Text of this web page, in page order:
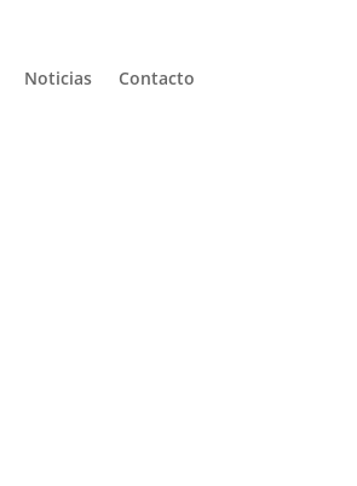
Noticias Contacto